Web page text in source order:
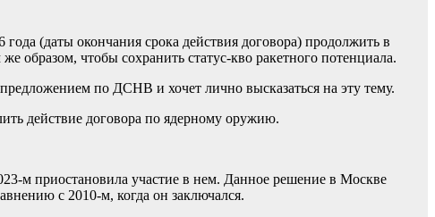
(даты окончания срока действия договора) продолжить в
чтобы сохранить статус-кво ракетного потенциала.
по ДСНВ и хочет лично высказаться на эту тему.
действие договора по ядерному оружию.
м приостановила участие в нем. Данное решение в Москве
с 2010-м, когда он заключался.